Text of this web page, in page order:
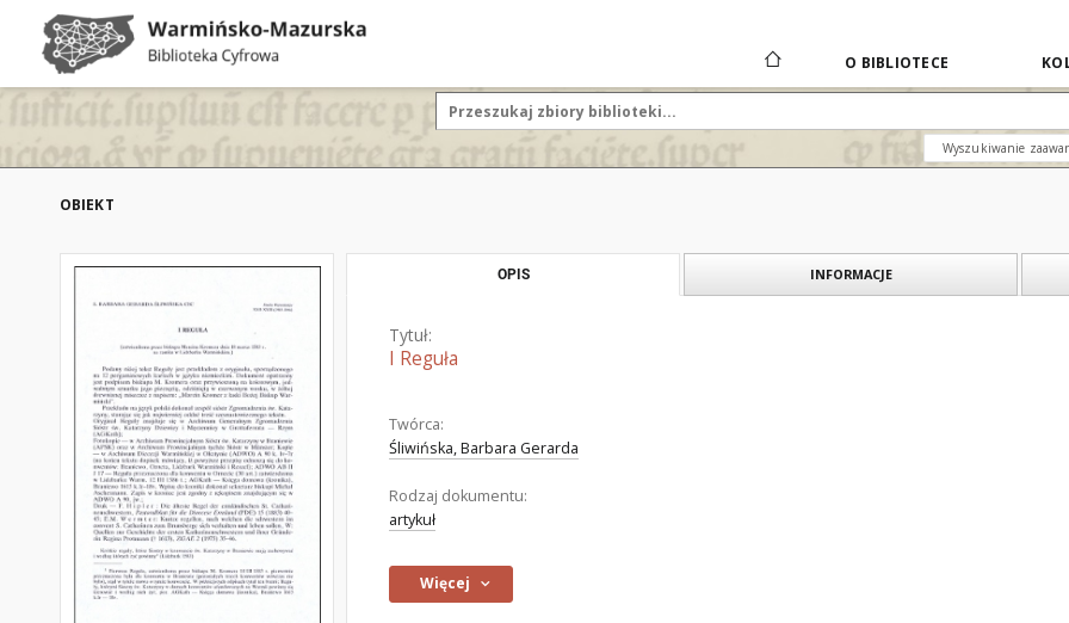
O BIBLIOTECE
Wyszukiwanie
OBIEKT
OPIS INFORMACJE
Tytuł:
I Reguła
Twórca:
Śliwińska, Barbara Gerarda
Rodzaj dokumentu:
artykuł
Więcej